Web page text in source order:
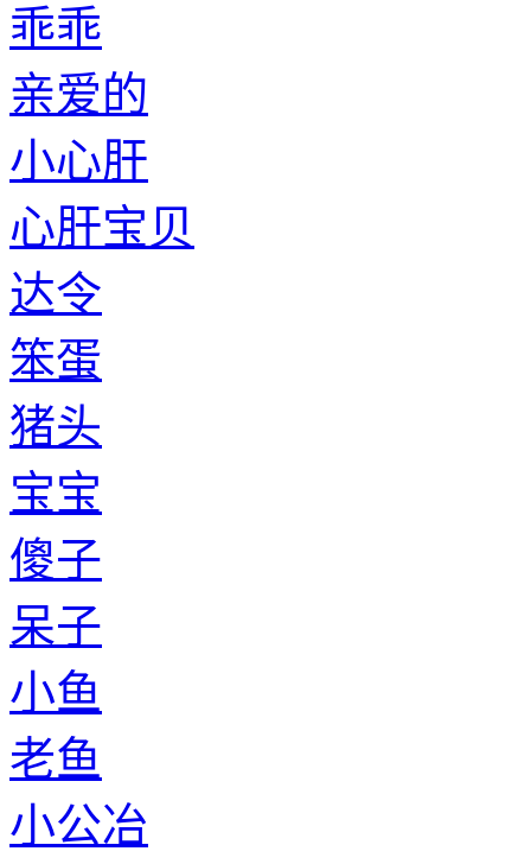
乖乖
亲爱的
小心肝
心肝宝贝
达令
笨蛋
猪头
宝宝
傻子
呆子
小鱼
老鱼
小公冶